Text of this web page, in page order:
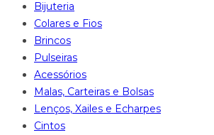
Bijuteria
Colares e Fios
Brincos
Pulseiras
Acessórios
Malas, Carteiras e Bolsas
Lenços, Xailes e Echarpes
Cintos